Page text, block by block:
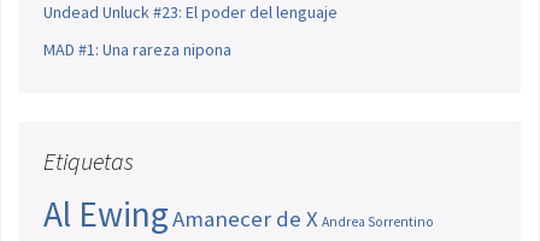
Undead Unluck #23: El poder del lenguaje
MAD #1: Una rareza nipona
Etiquetas
Al EwingAmanecer de X Andrea Sorrentino